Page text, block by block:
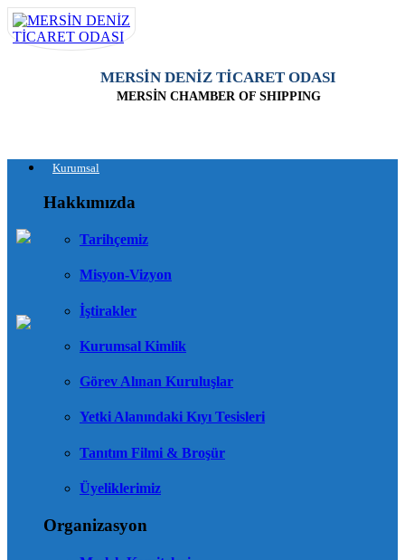
MERSİN DENİZ TİCARET ODASI
MERSİN CHAMBER OF SHIPPING
Kurumsal
Hakkımızda
Tarihçemiz
Misyon-Vizyon
İştirakler
Kurumsal Kimlik
Görev Alınan Kuruluşlar
Yetki Alanındaki Kıyı Tesisleri
Tanıtım Filmi & Broşür
Üyeliklerimiz
Organizasyon